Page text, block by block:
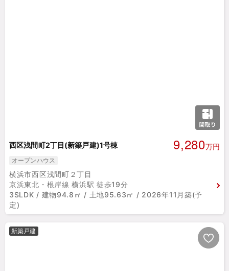
西区浅間町2丁目(新築戸建)1号棟 9,280万円
オープンハウス
横浜市西区浅間町２丁目
京浜東北・根岸線 横浜駅 徒歩19分
3SLDK / 建物94.8㎡ / 土地95.63㎡ / 2026年11月築(予
定)
新築戸建